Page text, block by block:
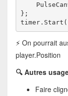
};
⚡ On pourrait
player.Position
🔍 Autres
Faire